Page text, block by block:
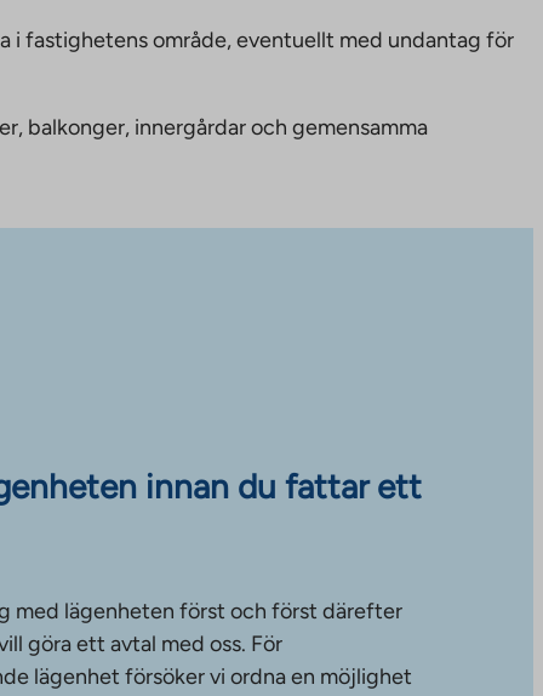
i fastighetens område, eventuellt med undantag för
balkonger, innergårdar och gemensamma
innan du fattar ett
med lägenheten först och först därefter
göra ett avtal med oss. För
lägenhet försöker vi ordna en möjlighet